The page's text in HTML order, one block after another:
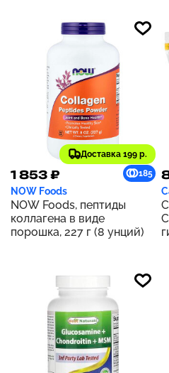
витамином C, с
нейтральным вкусом, 464
г (1,02 фунта)
Доставка 199 р.
1 853 ₽ 185
NOW Foods
NOW Foods, пептиды
коллагена в виде
порошка, 227 г (8 унций)